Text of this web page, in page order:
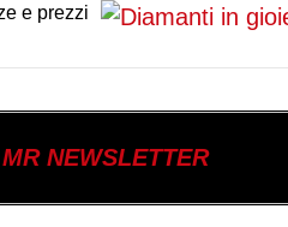
e prezzi
MR NEWSLETTER